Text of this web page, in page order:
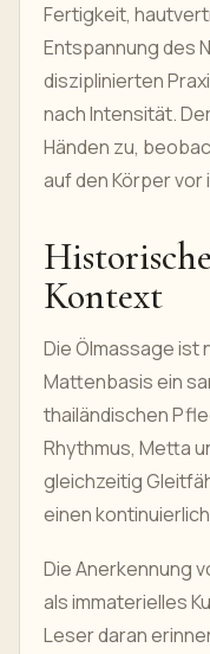
Fertigkeit,
Entspannung des
disziplinierten
nach Intensität.
Händen zu,
auf den Körper vor
Kontext
Die Ölmassage ist
Mattenbasis ein
thailändischen
Rhythmus, Metta
gleichzeitig
einen
Die Anerkennung
als immaterielles
Leser daran